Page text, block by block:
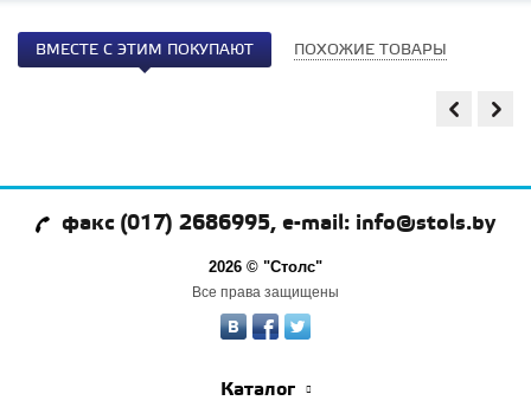
ВМЕСТЕ С ЭТИМ ПОКУПАЮТ ПОХОЖИЕ ТОВАРЫ
факс (017) 2686995, e-mail: info@stols.by
2026 © "Столс"
Все права защищены
Каталог